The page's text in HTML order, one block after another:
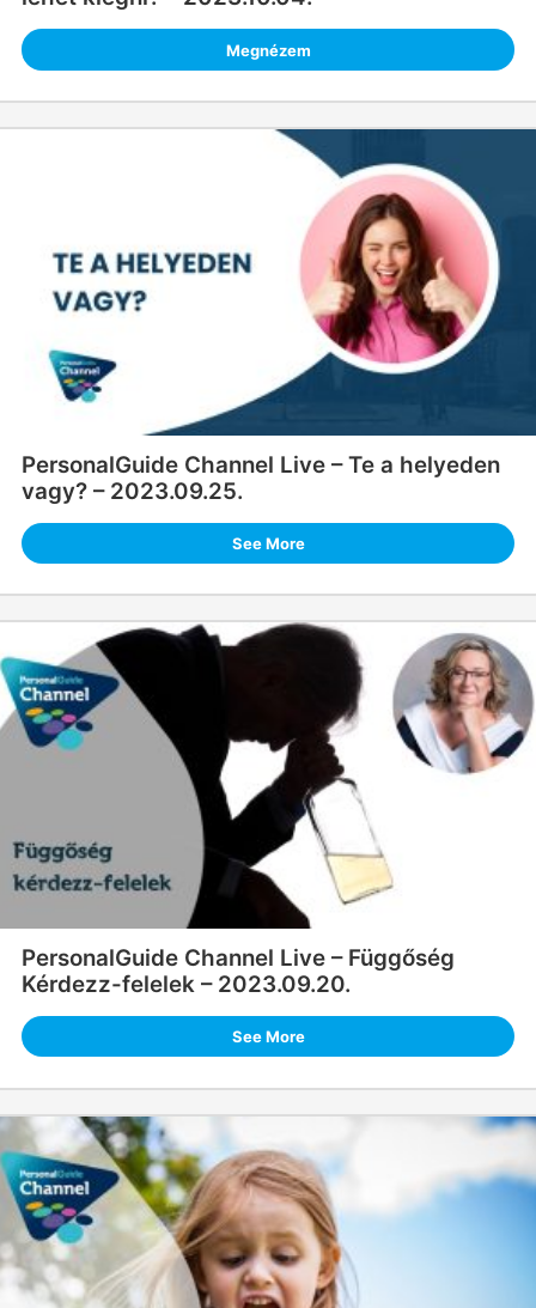
Megnézem
PersonalGuide Channel Live – Te a helyeden
vagy? – 2023.09.25.
See More
PersonalGuide Channel Live – Függőség
Kérdezz-felelek – 2023.09.20.
See More